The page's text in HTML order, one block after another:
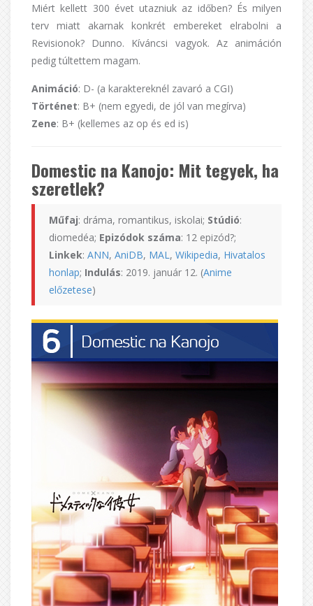
Miért kellett 300 évet utazniuk az időben? És milyen
terv miatt akarnak konkrét embereket elrabolni a
Revisionok? Dunno. Kíváncsi vagyok. Az animáción
pedig túltettem magam.
Animáció: D- (a karaktereknél zavaró a CGI)
Történet: B+ (nem egyedi, de jól van megírva)
Zene: B+ (kellemes az op és ed is)
Domestic na Kanojo: Mit tegyek, ha
szeretlek?
Műfaj: dráma, romantikus, iskolai; Stúdió:
diomedéa; Epizódok száma: 12 epizód?;
Linkek: ANN, AniDB, MAL , Wikipedia, Hivatalos
honlap; Indulás: 2019. január 12. (Anime
előzetese)